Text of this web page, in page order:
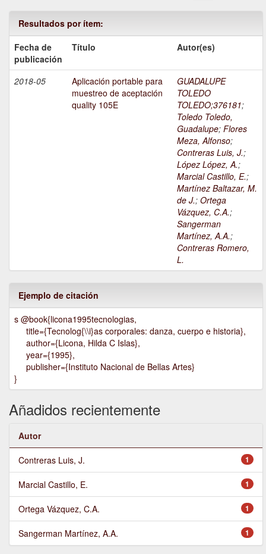
Resultados por ítem:
Fecha de
publicación
Título Autor(es)
2018-05
Aplicación portable para
muestreo de aceptación
quality 105E
GUADALUPE
TOLEDO
TOLEDO;376181;
Toledo Toledo,
Guadalupe; Flores
Meza, Alfonso;
Contreras Luis, J.;
López López, A.;
Marcial Castillo, E.;
Martínez Baltazar, M.
de J.; Ortega
Vázquez, C.A.;
Sangerman
Martínez, A.A.;
Contreras Romero,
L.
Ejemplo de citación
s @book{licona1995tecnologias,
title={Tecnolog{\\i}as corporales: danza, cuerpo e historia},
author={Licona, Hilda C Islas},
year={1995},
publisher={Instituto Nacional de Bellas Artes}
}
Añadidos recientemente
Autor
1
Contreras Luis, J.
1
Marcial Castillo, E.
1
Ortega Vázquez, C.A.
1
Sangerman Martínez, A.A.